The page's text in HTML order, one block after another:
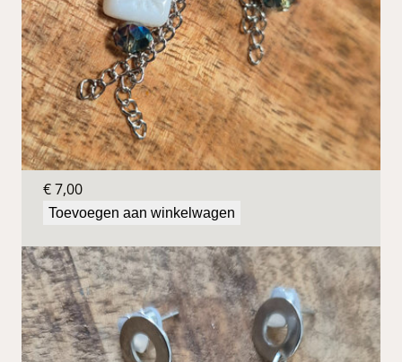
Blauwe oorbellen
€7,00
Toevoegen aan winkelwagen